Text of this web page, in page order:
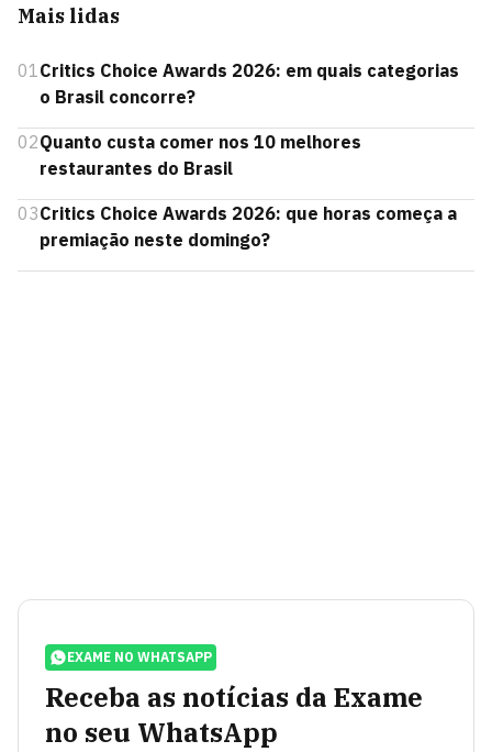
Mais lidas
01Critics Choice Awards 2026: em quais categorias
o Brasil concorre?
02Quanto custa comer nos 10 melhores
restaurantes do Brasil
03Critics Choice Awards 2026: que horas começa a
premiação neste domingo?
EXAME NO WHATSAPP
Receba as notícias da Exame
no seu WhatsApp